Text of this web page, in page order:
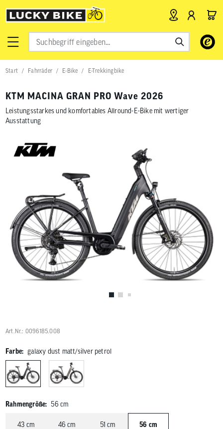
Verwende
Pfeile
nach
zu
gelangen.
Benutzer
von
können
Touch-
und
Start Fahrräder E-Bike E-Trekkingbike
KTM MACINA GRAN PRO Wave 2026
Leistungsstarkes und komfortables Allround-E-Bike mit wertiger
Ausstattung
Art.Nr.: 0096185.008
Farbe: galaxy dust matt/silver petrol
Rahmengröße: 56 cm
43 cm 46 cm 51 cm 56 cm